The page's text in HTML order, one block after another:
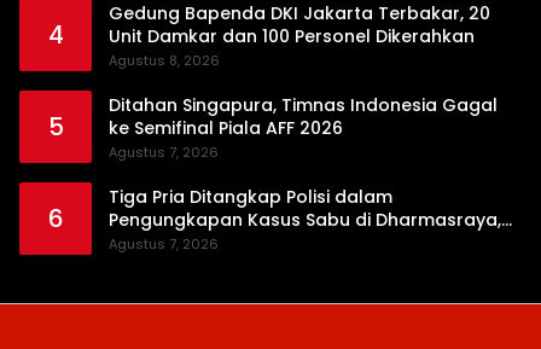
4
Gedung Bapenda DKI Jakarta Terbakar, 20
Unit Damkar dan 100 Personel Dikerahkan
Agustus 8, 2026
5
Ditahan Singapura, Timnas Indonesia Gagal
ke Semifinal Piala AFF 2026
Agustus 7, 2026
6
Tiga Pria Ditangkap Polisi dalam
Pengungkapan Kasus Sabu di Dharmasraya,
Timbangan Digital hingga Bong Disita
Agustus 7, 2026